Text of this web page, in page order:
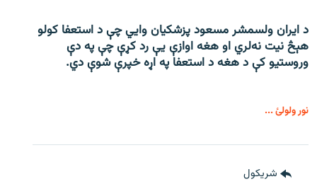
د ایران ولسمشر مسعود پزشکیان وایي چې د استعفا کولو
هېڅ نیت نه‌لري او هغه اوازې یې رد کړې چې په دې
وروستیو کې د هغه د استعفا په اړه خپرې شوې دي.
نور ولولئ ...
شريکول